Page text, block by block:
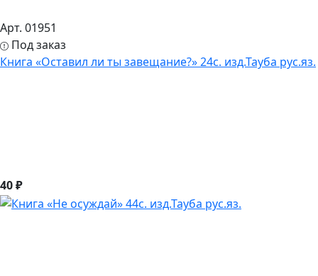
Арт. 01951
Под заказ
Книга «Оставил ли ты завещание?» 24с. изд.Тауба рус.яз.
40 ₽